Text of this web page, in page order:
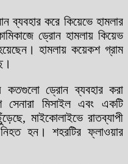
ব্যবহার করে কিয়েভে হামলার
ড্রোন হামলায় কিয়েভ
হামলায় কয়েকশ গ্রাম
কতগুলো ড্রোন ব্যবহার করা
মিসাইল এবং একটি
মাইকোলাইভে রাতব্যাপী
হন। শহরটির ফ্লাওয়ার